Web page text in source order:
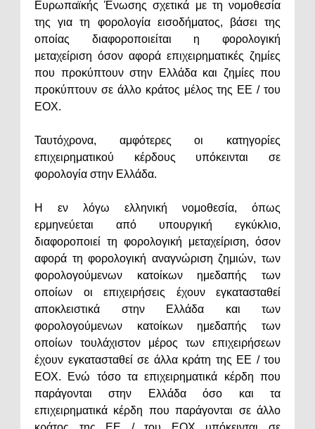
Ευρωπαϊκής Ένωσης σχετικά με τη νομοθεσία
της για τη φορολογία εισοδήματος, βάσει της
οποίας διαφοροποιείται η φορολογική
μεταχείριση όσον αφορά επιχειρηματικές ζημίες
που προκύπτουν στην Ελλάδα και ζημίες που
προκύπτουν σε άλλο κράτος μέλος της ΕΕ / του
ΕΟΧ.
Ταυτόχρονα, αμφότερες οι κατηγορίες
επιχειρηματικού κέρδους υπόκεινται σε
φορολογία στην Ελλάδα.
Η εν λόγω ελληνική νομοθεσία, όπως
ερμηνεύεται από υπουργική εγκύκλιο,
διαφοροποιεί τη φορολογική μεταχείριση, όσον
αφορά τη φορολογική αναγνώριση ζημιών, των
φορολογούμενων κατοίκων ημεδαπής των
οποίων οι επιχειρήσεις έχουν εγκατασταθεί
αποκλειστικά στην Ελλάδα και των
φορολογούμενων κατοίκων ημεδαπής των
οποίων τουλάχιστον μέρος των επιχειρήσεων
έχουν εγκατασταθεί σε άλλα κράτη της ΕΕ / του
ΕΟΧ. Ενώ τόσο τα επιχειρηματικά κέρδη που
παράγονται στην Ελλάδα όσο και τα
επιχειρηματικά κέρδη που παράγονται σε άλλο